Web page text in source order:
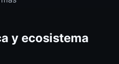
y ecosistema